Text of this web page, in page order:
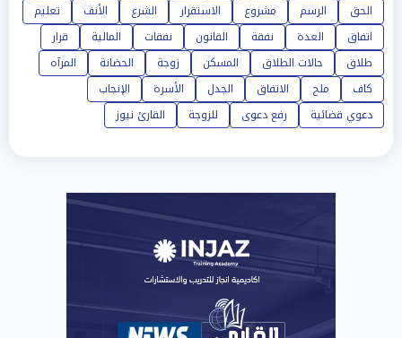
الحق
الرسم مشروع الاستقرار الشرع الأنف
تعليم
اتفاق
العدة نفقة القانون نفقات المالية
قرار
طلاق
حالات الطلاق المسكن زوجة الحضانة
المرآه
كاف
ملح الاتفاق الجدل الأسرة
الإنجاب
دعوي قضائية
رفع دعوى للزوجة القارئ نيوز